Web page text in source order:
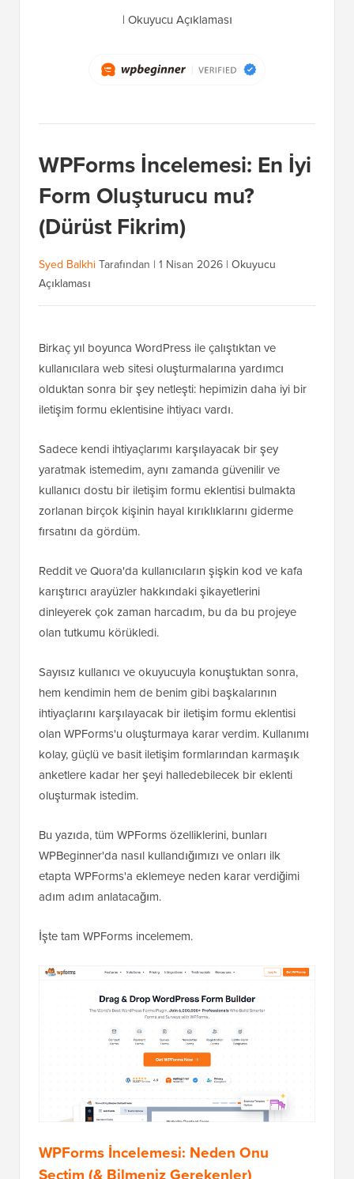
| Okuyucu Açıklaması
WPForms İncelemesi: En İyi
Form Oluşturucu mu?
(Dürüst Fikrim)
Syed Balkhi Tarafından | 1 Nisan 2026 | Okuyucu
Açıklaması
Birkaç yıl boyunca WordPress ile çalıştıktan ve
kullanıcılara web sitesi oluşturmalarına yardımcı
olduktan sonra bir şey netleşti: hepimizin daha iyi bir
iletişim formu eklentisine ihtiyacı vardı.
Sadece kendi ihtiyaçlarımı karşılayacak bir şey
yaratmak istemedim, aynı zamanda güvenilir ve
kullanıcı dostu bir iletişim formu eklentisi bulmakta
zorlanan birçok kişinin hayal kırıklıklarını giderme
fırsatını da gördüm.
Reddit ve Quora'da kullanıcıların şişkin kod ve kafa
karıştırıcı arayüzler hakkındaki şikayetlerini
dinleyerek çok zaman harcadım, bu da bu projeye
olan tutkumu körükledi.
Sayısız kullanıcı ve okuyucuyla konuştuktan sonra,
hem kendimin hem de benim gibi başkalarının
ihtiyaçlarını karşılayacak bir iletişim formu eklentisi
olan WPForms'u oluşturmaya karar verdim. Kullanımı
kolay, güçlü ve basit iletişim formlarından karmaşık
anketlere kadar her şeyi halledebilecek bir eklenti
oluşturmak istedim.
Bu yazıda, tüm WPForms özelliklerini, bunları
WPBeginner'da nasıl kullandığımızı ve onları ilk
etapta WPForms'a eklemeye neden karar verdiğimi
adım adım anlatacağım.
İşte tam WPForms incelemem.
WPForms İncelemesi: Neden Onu
Seçtim (& Bilmeniz Gerekenler)